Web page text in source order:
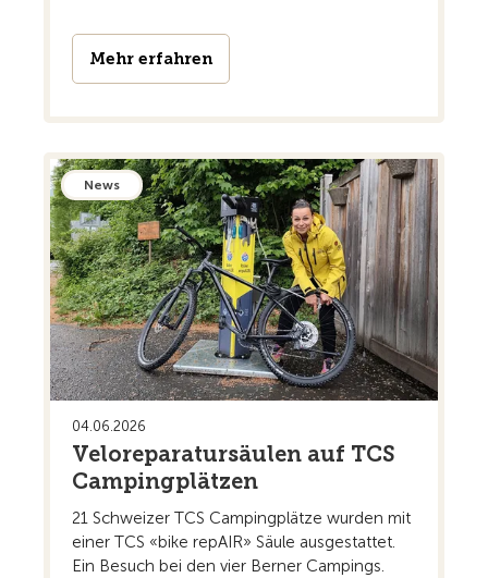
Mehr erfahren
News
04.06.2026
Veloreparatursäulen auf TCS
Campingplätzen
21 Schweizer TCS Campingplätze wurden mit
einer TCS «bike repAIR» Säule ausgestattet.
Ein Besuch bei den vier Berner Campings.